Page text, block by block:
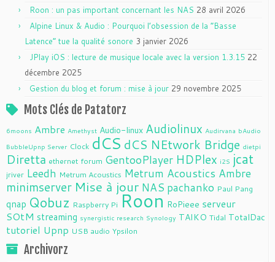
Roon : un pas important concernant les NAS 28 avril 2026
Alpine Linux & Audio : Pourquoi l’obsession de la “Basse
Latence” tue la qualité sonore 3 janvier 2026
JPlay iOS : lecture de musique locale avec la version 1.3.15 22
décembre 2025
Gestion du blog et forum : mise à jour 29 novembre 2025
Mots Clés de Patatorz
6moons Ambre Amethyst Audio-linux Audiolinux Audirvana bAudio
BubbleUpnp Server Clock dCS dCS NEtwork Bridge dietpi
Diretta ethernet forum GentooPlayer HDPlex i2S jcat
jriver Leedh Metrum Acoustics Metrum Acoustics Ambre
minimserver Mise à jour NAS pachanko Paul Pang
qnap Qobuz Raspberry Pi Roon RoPieee serveur
SOtM streaming synergistic research Synology TAIKO Tidal TotalDac
tutoriel Upnp USB audio Ypsilon
Archivorz